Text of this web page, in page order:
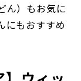
ん）もお気に
にもおすすめ